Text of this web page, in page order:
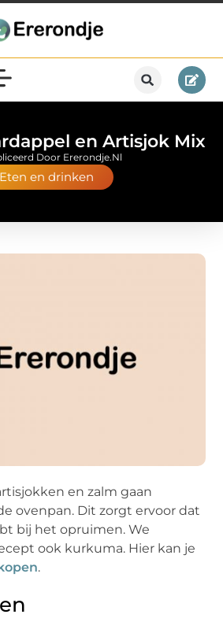
en Artisjok Mix
Eten en drinken
Door Ererondje.nl
en zalm gaan
ovenpan. Dit zorgt ervoor dat
bij het opruimen. We
ook kurkuma. Hier kan je
.